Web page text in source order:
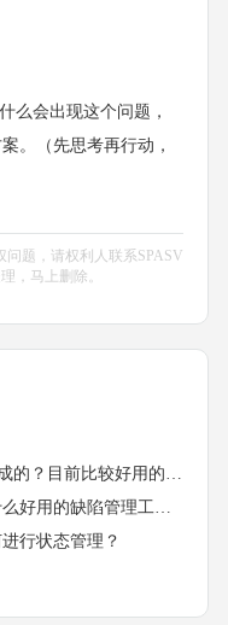
会出现这个问题，
。（先思考再行动，
题，请权利人联系SPASV
，马上删除。
Bug的生命周期的跟踪管理是怎么形成的？目前比较好用的缺陷管理工具都具备什么特点？
缺陷等级的标准是如何判定的？有什么好用的缺陷管理工具吗？
行状态管理？